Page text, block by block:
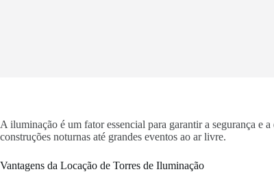
A iluminação é um fator essencial para garantir a segurança e
construções noturnas até grandes eventos ao ar livre.
Vantagens da Locação de Torres de Iluminação